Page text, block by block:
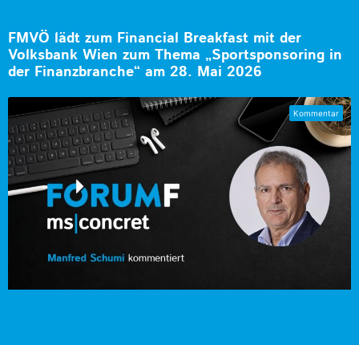
FMVÖ lädt zum Financial Breakfast mit der
Volksbank Wien zum Thema „Sportsponsoring in
der Finanzbranche“ am 28. Mai 2026